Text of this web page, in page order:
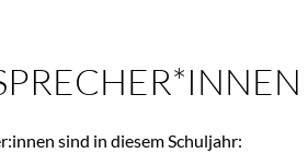
sind in diesem Schuljahr: